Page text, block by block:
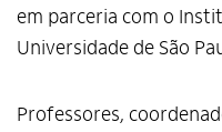
em parceria com o
Universidade de São
Professores,